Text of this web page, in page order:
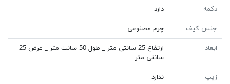
دکمه دارد
جنس کیف چرم مصنوعی
ابعاد
ارتفاع 25 سانتی متر _ طول 50 سانت متر _ عرض 25
سانتى متر
زیپ ندارد